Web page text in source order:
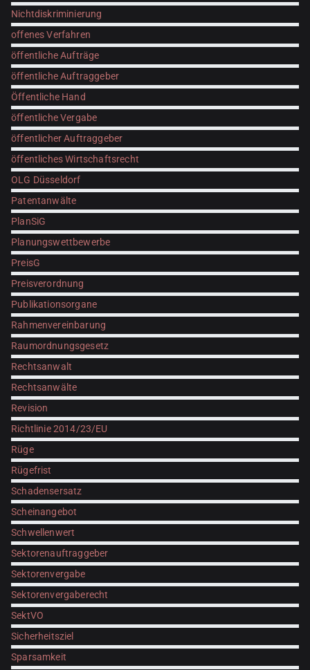
Nichtdiskriminierung
offenes Verfahren
öffentliche Aufträge
öffentliche Auftraggeber
Öffentliche Hand
öffentliche Vergabe
öffentlicher Auftraggeber
öffentliches Wirtschaftsrecht
OLG Düsseldorf
Patentanwälte
PlanSiG
Planungswettbewerbe
PreisG
Preisverordnung
Publikationsorgane
Rahmenvereinbarung
Raumordnungsgesetz
Rechtsanwalt
Rechtsanwälte
Revision
Richtlinie 2014/23/EU
Rüge
Rügefrist
Schadensersatz
Scheinangebot
Schwellenwert
Sektorenauftraggeber
Sektorenvergabe
Sektorenvergaberecht
SektVO
Sicherheitsziel
Sparsamkeit